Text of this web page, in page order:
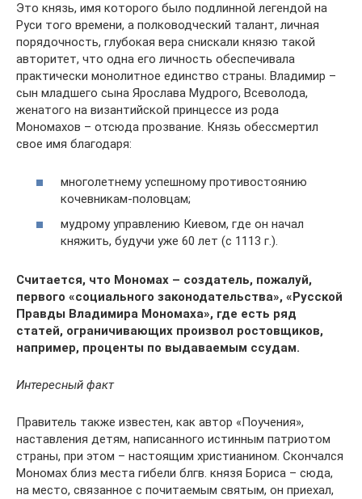
Это князь, имя которого было подлинной легендой на
Руси того времени, а полководческий талант, личная
порядочность, глубокая вера снискали князю такой
авторитет, что одна его личность обеспечивала
практически монолитное единство страны. Владимир –
сын младшего сына Ярослава Мудрого, Всеволода,
женатого на византийской принцессе из рода
Мономахов – отсюда прозвание. Князь обессмертил
свое имя благодаря:
многолетнему успешному противостоянию
кочевникам-половцам;
мудрому управлению Киевом, где он начал
княжить, будучи уже 60 лет (с 1113 г.).
Считается, что Мономах – создатель, пожалуй,
первого «социального законодательства», «Русской
Правды Владимира Мономаха», где есть ряд
статей, ограничивающих произвол ростовщиков,
например, проценты по выдаваемым ссудам.
Интересный факт
Правитель также известен, как автор «Поучения»,
наставления детям, написанного истинным патриотом
страны, при этом – настоящим христианином. Скончался
Мономах близ места гибели блгв. князя Бориса – сюда,
на место, связанное с почитаемым святым, он приехал,